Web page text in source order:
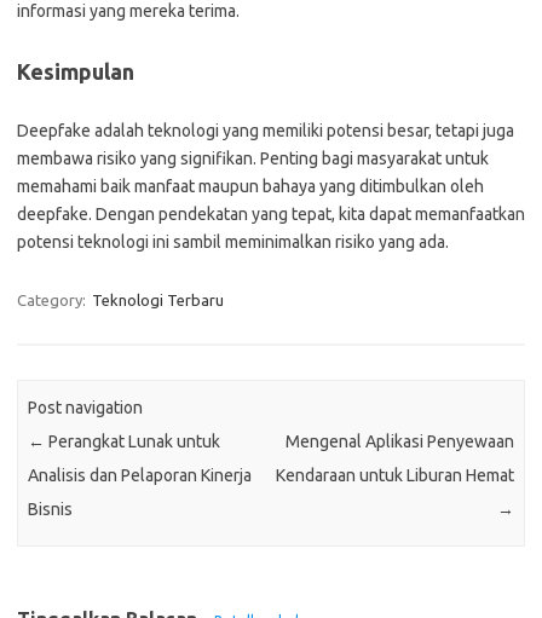
informasi yang mereka terima.
Kesimpulan
Deepfake adalah teknologi yang memiliki potensi besar, tetapi juga
membawa risiko yang signifikan. Penting bagi masyarakat untuk
memahami baik manfaat maupun bahaya yang ditimbulkan oleh
deepfake. Dengan pendekatan yang tepat, kita dapat memanfaatkan
potensi teknologi ini sambil meminimalkan risiko yang ada.
Category: Teknologi Terbaru
Post navigation
← Perangkat Lunak untuk
Analisis dan Pelaporan Kinerja
Bisnis
Mengenal Aplikasi Penyewaan
Kendaraan untuk Liburan Hemat
→